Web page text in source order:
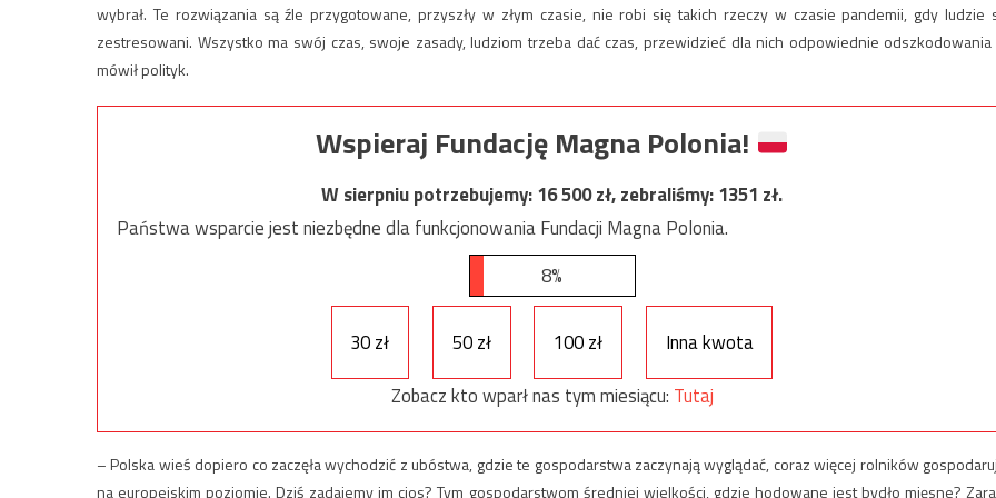
wybrał. Te rozwiązania są źle przygotowane, przyszły w złym czasie, nie robi się takich rzeczy w czasie pandemii, gdy ludzie
zestresowani. Wszystko ma swój czas, swoje zasady, ludziom trzeba dać czas, przewidzieć dla nich odpowiednie
mówił polityk.
Wspieraj Fundację Magna Polonia!
W sierpniu potrzebujemy:16 500zł, zebraliśmy:1351 zł.
Państwa wsparcie jest niezbędne dla funkcjonowania Fundacji Magna Polonia.
8%
30 zł 50 zł 100 zł
Inna kwota
Zobacz kto wparł nas tym miesiącu: Tutaj
– Polska wieś dopiero co zaczęła wychodzić z ubóstwa, gdzie te gospodarstwa zaczynają wyglądać, coraz więcej rolników
na europejskim poziomie. Dziś zadajemy im cios? Tym gospodarstwom średniej wielkości, gdzie hodowane jest bydło mięsne?